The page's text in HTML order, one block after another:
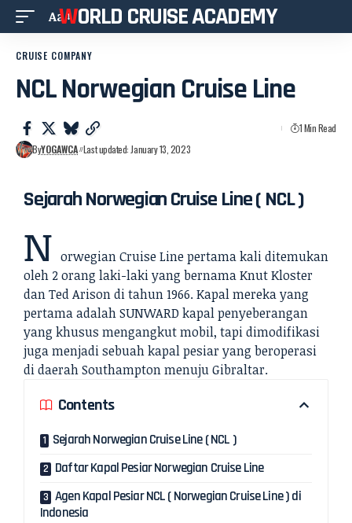
Aa WORLD CRUISE ACADEMY
CRUISE COMPANY
NCL Norwegian Cruise Line
ByYOGAWCA Last updated: January 13, 2023
1 Min Read
Sejarah Norwegian Cruise Line ( NCL )
N orwegian Cruise Line pertama kali ditemukan
oleh 2 orang laki-laki yang bernama Knut Kloster
dan Ted Arison di tahun 1966. Kapal mereka yang
pertama adalah SUNWARD kapal penyeberangan
yang khusus mengangkut mobil, tapi dimodifikasi
juga menjadi sebuah kapal pesiar yang beroperasi
di daerah Southampton menuju Gibraltar.
Contents
Sejarah Norwegian Cruise Line ( NCL )
Daftar Kapal Pesiar Norwegian Cruise Line
Agen Kapal Pesiar NCL ( Norwegian Cruise Line ) di
Indonesia